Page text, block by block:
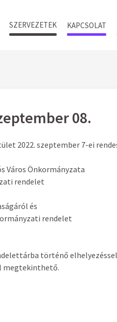
SZERVEZETEK KAPCSOLAT
08.
2022. szeptember 7-ei
Város Önkormányzata
rendelet
és
rendelet
történő elhelyezéssel
megtekinthető.